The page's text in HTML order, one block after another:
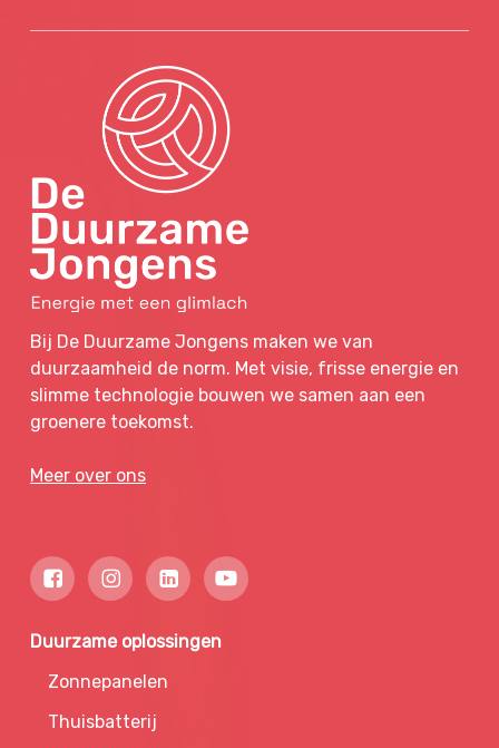
Bij De Duurzame Jongens maken we van
duurzaamheid de norm. Met visie, frisse energie en
slimme technologie bouwen we samen aan een
groenere toekomst.
Meer over ons
Duurzame oplossingen
Zonnepanelen
Thuisbatterij